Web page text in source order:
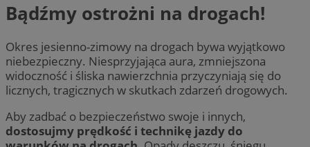
Bądźmy ostrożni na drogach!
Okres jesienno-zimowy na drogach bywa wyjątkowo
niebezpieczny. Niesprzyjająca aura, zmniejszona
widoczność i śliska nawierzchnia przyczyniają się do
licznych, tragicznych w skutkach zdarzeń drogowych.
Aby zadbać o bezpieczeństwo swoje i innych,
dostosujmy prędkość i technikę jazdy do